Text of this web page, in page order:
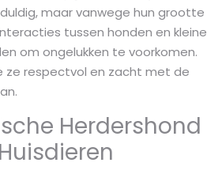
maar vanwege hun grootte
tussen honden en kleine
om ongelukken te voorkomen.
ze respectvol en zacht met de
Herdershond